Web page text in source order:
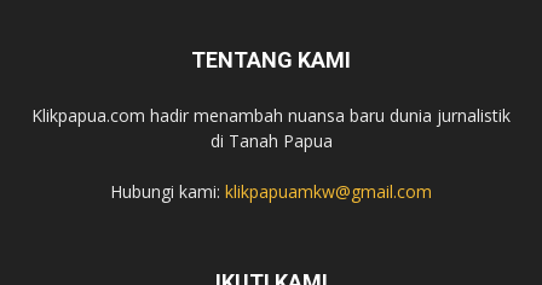
TENTANG KAMI
Klikpapua.com hadir menambah nuansa baru dunia jurnalistik
di Tanah Papua
Hubungi kami: klikpapuamkw@gmail.com